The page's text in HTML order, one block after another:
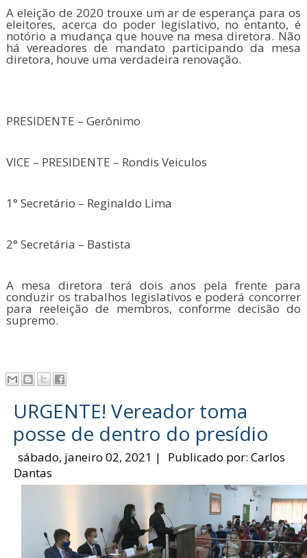
A eleição de 2020 trouxe um ar de esperança para os
eleitores, acerca do poder legislativo, no entanto, é
notório a mudança que houve na mesa diretora. Não
há vereadores de mandato participando da mesa
diretora, houve uma verdadeira renovação.
PRESIDENTE – Gerônimo
VICE – PRESIDENTE – Rondis Veiculos
1° Secretário – Reginaldo Lima
2° Secretária – Bastista
A mesa diretora terá dois anos pela frente para
conduzir os trabalhos legislativos e poderá concorrer
para reeleição de membros, conforme decisão do
supremo.
URGENTE! Vereador toma
posse de dentro do presídio
sábado, janeiro 02, 2021 | Publicado por:Carlos
Dantas